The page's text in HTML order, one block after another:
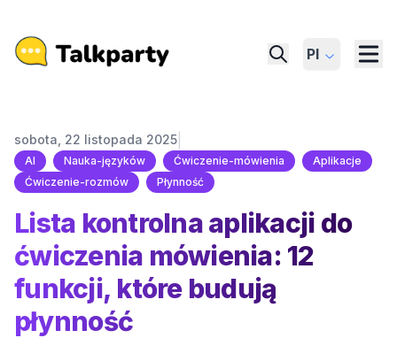
Pl
sobota, 22 listopada 2025
AI Nauka-języków Ćwiczenie-mówienia
Aplikacje
Ćwiczenie-rozmów
Płynność
Lista kontrolna aplikacji do
ćwiczenia mówienia: 12
funkcji, które budują
płynność